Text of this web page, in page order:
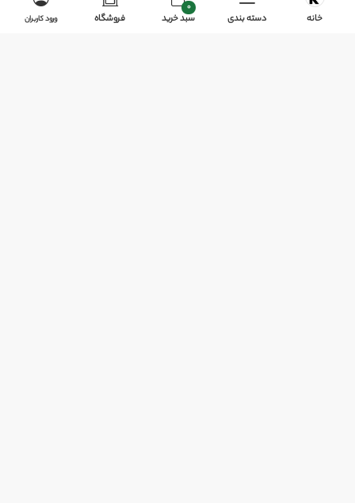
خبرنامه
خانه دسته بندی
0
سبد خرید فروشگاه ورود کاربران